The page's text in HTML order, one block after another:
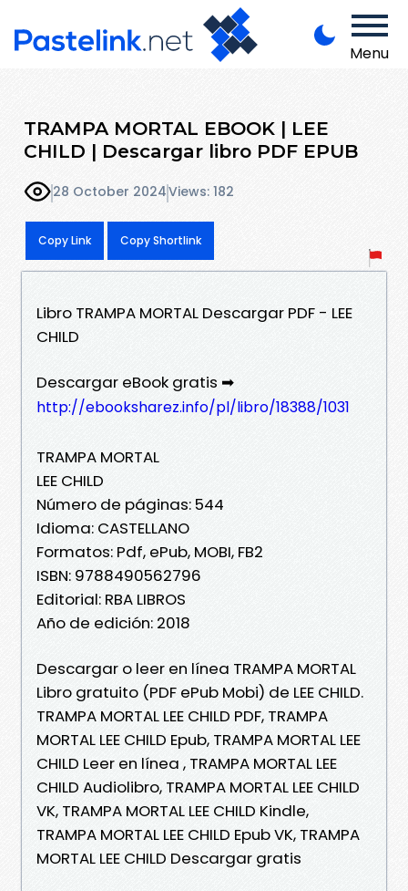
Menu
TRAMPA MORTAL EBOOK | LEE
CHILD | Descargar libro PDF EPUB
28 October 2024Views: 182
Copy Link Copy Shortlink
Libro TRAMPA MORTAL Descargar PDF - LEE
CHILD
Descargar eBook gratis ➡
http://ebooksharez.info/pl/libro/18388/1031
TRAMPA MORTAL
LEE CHILD
Número de páginas: 544
Idioma: CASTELLANO
Formatos: Pdf, ePub, MOBI, FB2
ISBN: 9788490562796
Editorial: RBA LIBROS
Año de edición: 2018
Descargar o leer en línea TRAMPA MORTAL
Libro gratuito (PDF ePub Mobi) de LEE CHILD.
TRAMPA MORTAL LEE CHILD PDF, TRAMPA
MORTAL LEE CHILD Epub, TRAMPA MORTAL LEE
CHILD Leer en línea , TRAMPA MORTAL LEE
CHILD Audiolibro, TRAMPA MORTAL LEE CHILD
VK, TRAMPA MORTAL LEE CHILD Kindle,
TRAMPA MORTAL LEE CHILD Epub VK, TRAMPA
MORTAL LEE CHILD Descargar gratis